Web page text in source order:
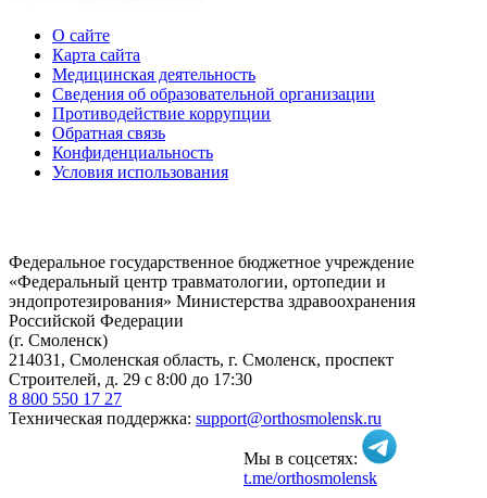
О сайте
Карта сайта
Медицинская деятельность
Сведения об образовательной организации
Противодействие коррупции
Обратная связь
Конфиденциальность
Условия использования
Федеральное государственное бюджетное учреждение
«Федеральный центр травматологии, ортопедии и
эндопротезирования» Министерства здравоохранения
Российской Федерации
(г. Смоленск)
214031, Смоленская область, г. Смоленск, проспект
Строителей, д. 29 с 8:00 до 17:30
8 800 550 17 27
Техническая поддержка: support@orthosmolensk.ru
Мы в соцсетях:
t.me/orthosmolensk